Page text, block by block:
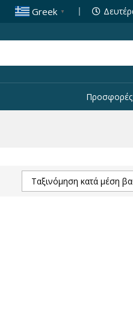
Greek ▼
Προσφορές
Ταξινόμηση κατά μέση